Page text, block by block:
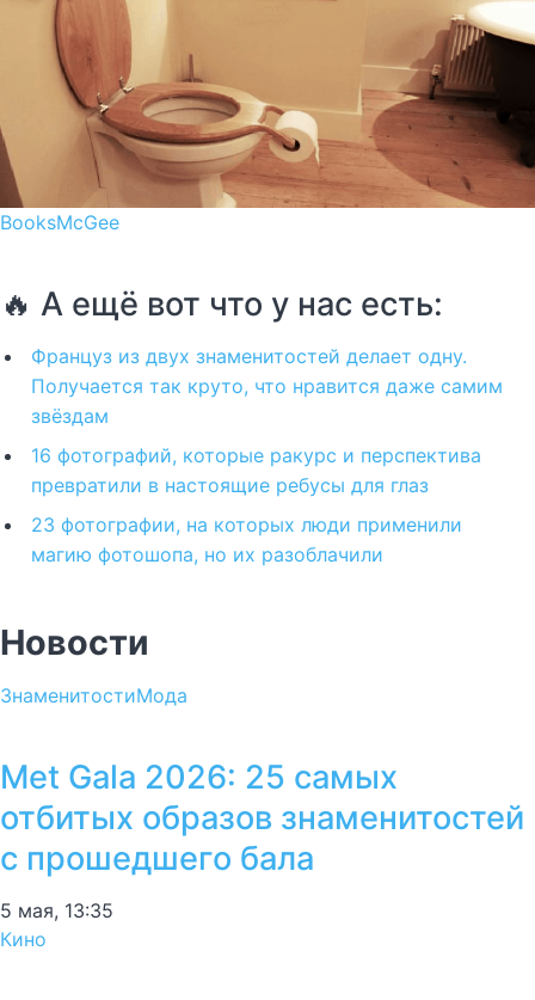
BooksMcGee
🔥 А ещё вот что у нас есть:
Француз из двух знаменитостей делает одну.
Получается так круто, что нравится даже самим
звёздам
16 фотографий, которые ракурс и перспектива
превратили в настоящие ребусы для глаз
23 фотографии, на которых люди применили
магию фотошопа, но их разоблачили
Новости
ЗнаменитостиМода
Met Gala 2026: 25 самых
отбитых образов знаменитостей
с прошедшего бала
5 мая, 13:35
Кино